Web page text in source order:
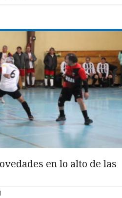
en lo alto de las